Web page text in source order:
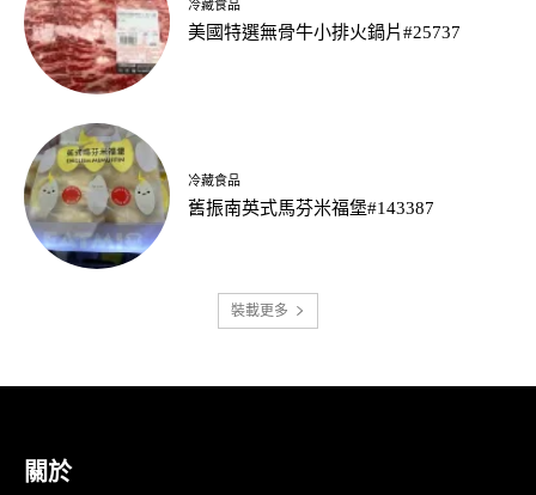
冷藏食品
美國特選無骨牛小排火鍋片#25737
冷藏食品
舊振南英式馬芬米福堡#143387
裝載更多
關於